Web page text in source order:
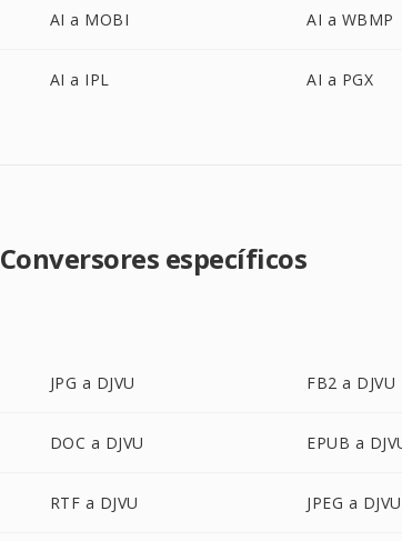
AI a MOBI AI a WBMP
AI a IPL AI a PGX
Conversores específicos
JPG a DJVU FB2 a DJVU
DOC a DJVU EPUB a
RTF a DJVU JPEG a DJVU